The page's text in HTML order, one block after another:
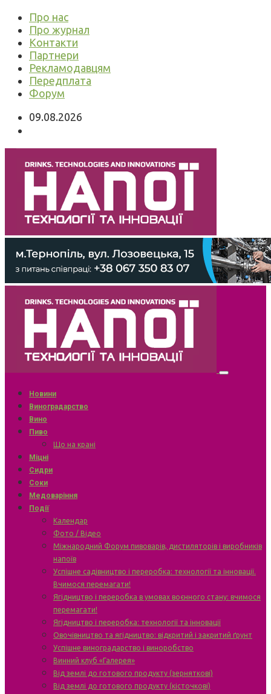
Про нас
Про журнал
Контакти
Партнери
Рекламодавцям
Передплата
Форум
09.08.2026
Новини
Виноградарство
Вино
Пиво
Що на крані
Міцні
Сидри
Соки
Медоваріння
Події
Календар
Фото / Відео
Міжнародний Форум пивоварів, дистиляторів і виробників
напоїв
Успішне садівництво і переробка: технології та інновації.
Вчимося перемагати!
Ягідництво і переробка в умовах воєнного стану: вчимося
перемагати!
Ягідництво і переробка: технології та інновації
Овочівництво та ягідництво: відкритий і закритий ґрунт
Успішне виноградарство і виноробство
Винний клуб «Галерея»
Від землі до готового продукту (зерняткові)
Від землі до готового продукту (кісточкові)